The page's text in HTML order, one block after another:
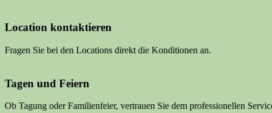
Location kontaktieren
Fragen Sie bei den Locations direkt die Konditionen an.
Tagen und Feiern
Ob Tagung oder Familienfeier, vertrauen Sie dem professionellen